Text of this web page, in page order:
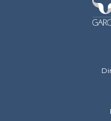
Ospedali Privati